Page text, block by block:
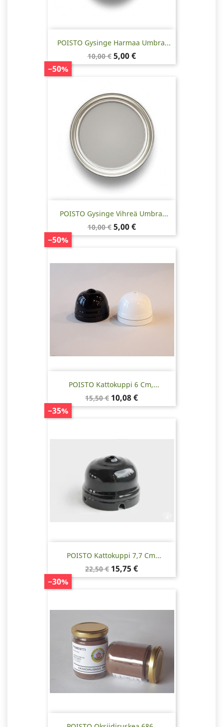
POISTO Gysinge Harmaa Umbra...
Normaalihinta
10,00 €
−50%
Hinta
5,00 €
POISTO Gysinge Vihreä Umbra...
Normaalihinta
10,00 €
−50%
Hinta
5,00 €
POISTO Kattokuppi 6 Cm,...
Normaalihinta
15,50 €
−35%
Hinta
10,08 €
POISTO Kattokuppi 7,7 Cm...
Normaalihinta
22,50 €
−30%
Hinta
15,75 €